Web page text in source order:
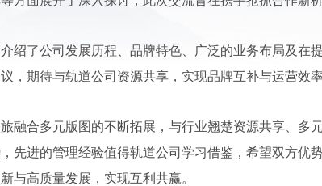
绍了公司发展历程、品牌特色、广泛的业务布局及
，期待与轨道公司资源共享，实现品牌互补与运营效
融合多元版图的不断拓展，与行业翘楚资源共享、
先进的管理经验值得轨道公司学习借鉴，希望双方
与高质量发展，实现互利共赢。